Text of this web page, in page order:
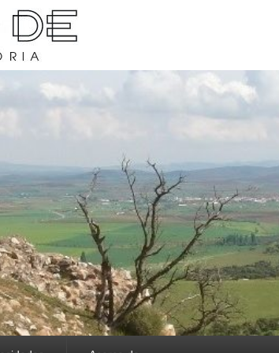
y su historia